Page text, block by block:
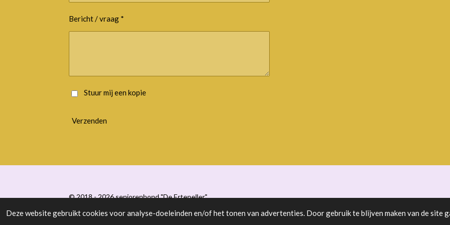
Deze website gebruikt cookies voor analyse-doeleinden en/of het tonen van advertenties. Door gebruik te blijven maken van de site
Bericht / vraag *
Stuur mij een kopie
Verzenden
© 2018 - 2026 seniorenbond "De Ertepeller"